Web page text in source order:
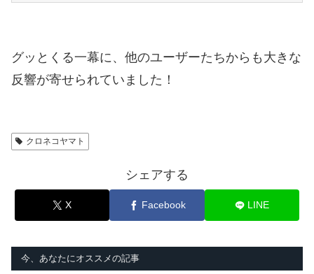
グッとくる一幕に、他のユーザーたちからも大きな
反響が寄せられていました！
クロネコヤマト
シェアする
X Facebook LINE
今、あなたにオススメの記事